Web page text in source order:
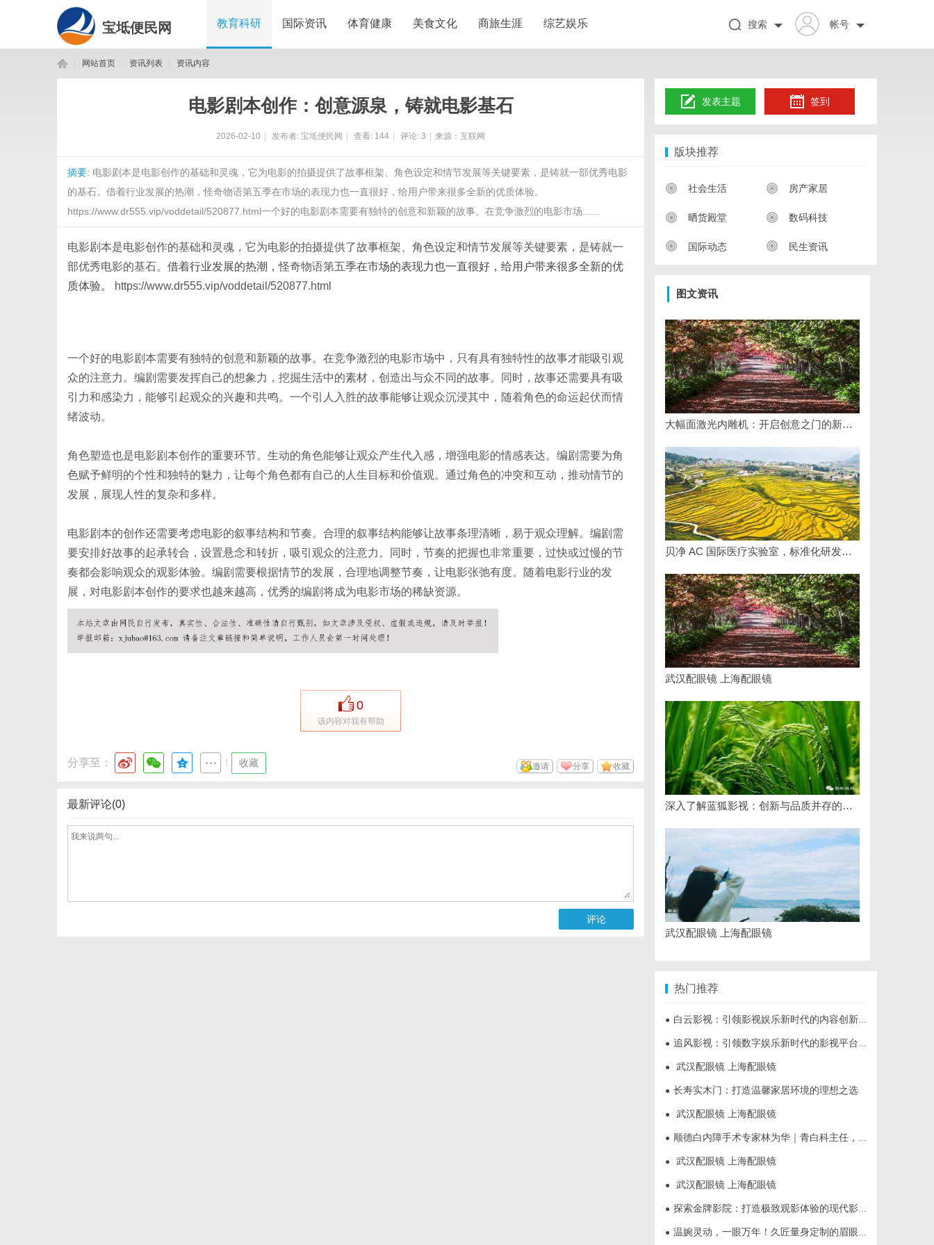
宝坻便民网 教育科研 国际资讯 体育健康 美食文化 商旅生涯 综艺娱乐 帐号
搜索
网站首页 资讯列表 资讯内容
电影剧本创作：创意源泉，铸就电影基石
2026-02-10 发布者: 宝坻便民网 查看: 144 评论: 3 来源：互联网
摘要: 电影剧本是电影创作的基础和灵魂，它为电影的拍摄提供了故事框架、角色设定和情节发展等关键要素，是铸就一部优秀电影
的基石。借着行业发展的热潮，怪奇物语第五季在市场的表现力也一直很好，给用户带来很多全新的优质体验。
https://www.dr555.vip/voddetail/520877.html一个好的电影剧本需要有独特的创意和新颖的故事。在竞争激烈的电影市场......
电影剧本是电影创作的基础和灵魂，它为电影的拍摄提供了故事框架、角色设定和情节发展等关键要素，是铸就一
部优秀电影的基石。 借着行业发展的热潮，怪奇物语第五季在市场的表现力也一直很好，给用户带来很多全新的优
质体验。
https://www.dr555.vip/voddetail/520877.html
一个好的电影剧本需要有独特的创意和新颖的故事。在竞争激烈的电影市场中，只有具有独特性的故事才能吸引观
众的注意力。编剧需要发挥自己的想象力，挖掘生活中的素材，创造出与众不同的故事。同时，故事还需要具有吸
引力和感染力，能够引起观众的兴趣和共鸣。一个引人入胜的故事能够让观众沉浸其中，随着角色的命运起伏而情
绪波动。
角色塑造也是电影剧本创作的重要环节。生动的角色能够让观众产生代入感，增强电影的情感表达。编剧需要为角
色赋予鲜明的个性和独特的魅力，让每个角色都有自己的人生目标和价值观。通过角色的冲突和互动，推动情节的
发展，展现人性的复杂和多样。
电影剧本的创作还需要考虑电影的叙事结构和节奏。合理的叙事结构能够让故事条理清晰，易于观众理解。编剧需
要安排好故事的起承转合，设置悬念和转折，吸引观众的注意力。同时，节奏的把握也非常重要，过快或过慢的节
奏都会影响观众的观影体验。编剧需要根据情节的发展，合理地调整节奏，让电影张弛有度。随着电影行业的发
展，对电影剧本创作的要求也越来越高，优秀的编剧将成为电影市场的稀缺资源。
0
该内容对我有帮助
分享至： 收藏 收藏
分享
邀请
最新评论(0)
评论
发表主题 签到
版块推荐
社会生活 房产家居
晒货殿堂 数码科技
国际动态 民生资讯
图文资讯
大幅面激光内雕机：开启创意之门的新科技利器
贝净 AC 国际医疗实验室，标准化研发体系全解析
武汉配眼镜 上海配眼镜
深入了解蓝狐影视：创新与品质并存的影视平台
武汉配眼镜 上海配眼镜
热门推荐
● 白云影视：引领影视娱乐新时代的内容创新平台
● 追风影视：引领数字娱乐新时代的影视平台全解析
● 武汉配眼镜 上海配眼镜
● 长寿实木门：打造温馨家居环境的理想之选
● 武汉配眼镜 上海配眼镜
● 顺德白内障手术专家林为华｜青白科主任，白内障手术资深医生
● 武汉配眼镜 上海配眼镜
● 武汉配眼镜 上海配眼镜
● 探索金牌影院：打造极致观影体验的现代影院典范
● 温婉灵动，一眼万年！久匠量身定制的眉眼唇，才是你整张脸的点睛之笔！淡颜系女生的气质加分项